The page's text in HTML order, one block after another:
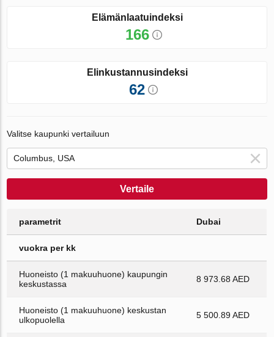
Elämänlaatuindeksi
166
Elinkustannusindeksi
62
Valitse kaupunki vertailuun
Vertaile
parametrit Dubai
vuokra per kk
Huoneisto (1 makuuhuone) kaupungin
keskustassa
8 973.68 AED
Huoneisto (1 makuuhuone) keskustan
ulkopuolella
5 500.89 AED